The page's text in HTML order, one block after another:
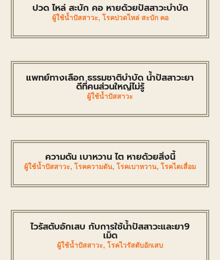
ปวด ไหล่ สะบัก คอ หายด้วยปัสสาวะบำบัด
ผู้ใช้น้ำปัสสาวะ, โรคปวดไหล่ สะบัก คอ
แพทย์ทางเลือก ธรรมชาติบำบัด น้ำปัสสาวะยา
ดีที่คนส่วนใหญ่ไม่รู้
ผู้ใช้น้ำปัสสาวะ
ความดัน เบาหวาน ไต หายด้วยสิ่งนี้
ผู้ใช้น้ำปัสสาวะ, โรคความดัน, โรคเบาหวาน, โรคไตเสื่อม
ไวรัสตับอักเสบ กับการใช้น้ำปัสสาวะและยา9
เม็ด
ผู้ใช้น้ำปัสสาวะ, โรคไวรัสตับอักเสบ